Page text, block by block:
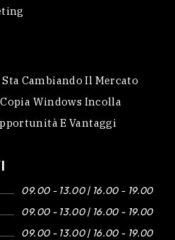
Cambiando Il Mercato
Windows Incolla
E Vantaggi
09.00 - 13.00 | 16.00 - 19.00
09.00 - 13.00 | 16.00 - 19.00
09.00 - 13.00 | 16.00 - 19.00